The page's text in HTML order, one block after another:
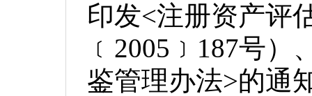
印发<注册资产评
﹝2005﹞187号
鉴管理办法>的通